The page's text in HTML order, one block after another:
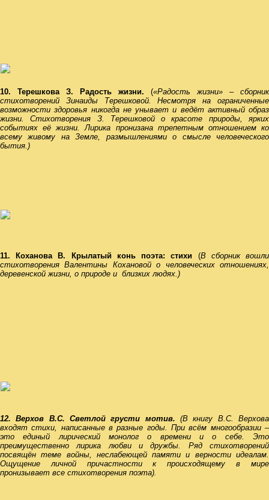
10. Терешкова З. Радость жизни. («Радость жизни» –сборник
стихотворений Зинаиды Терешковой. Несмотря на ограниченные
возможности здоровья никогда не унывает и ведёт активный образ
жизни. Стихотворения З. Терешковой о красоте природы, ярких
событиях её жизни. Лирика пронизана трепетным отношением ко
всему живому на Земле, размышлениями о смысле человеческого
бытия.)
11. Коханова В. Крылатый конь поэта: стихи (В сборник вошли
стихотворения Валентины Кохановой о человеческих отношениях,
деревенской жизни, о природе и близких людях.)
12. Верхов В.С. Светлой грусти мотив.
(В книгу В.С. Верхова
входят стихи, написанные в разные годы. При всём многообразии –
это единый лирический монолог о времени и о себе. Это
преимущественно лирика любви и дружбы. Ряд стихотворений
посвящён теме войны, неслабеющей памяти и верности идеалам.
Ощущение личной причастности к происходящему в мире
пронизывает все стихотворения поэта).